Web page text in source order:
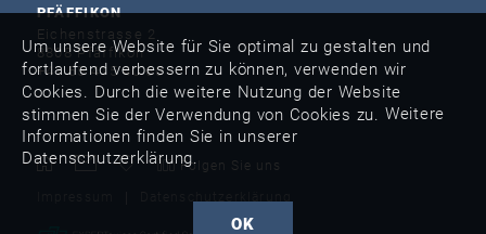
PFÄFFIKON
Eichenstrasse 2
8808 Pfäffikon
+41 55 415 40 60
Folgen Sie uns
Um unsere Website für Sie optimal zu gestalten und
fortlaufend verbessern zu können, verwenden wir
Cookies. Durch die weitere Nutzung der Website
stimmen Sie der Verwendung von Cookies zu. Weitere
Informationen finden Sie in unserer
Datenschutzerklärung.
OK